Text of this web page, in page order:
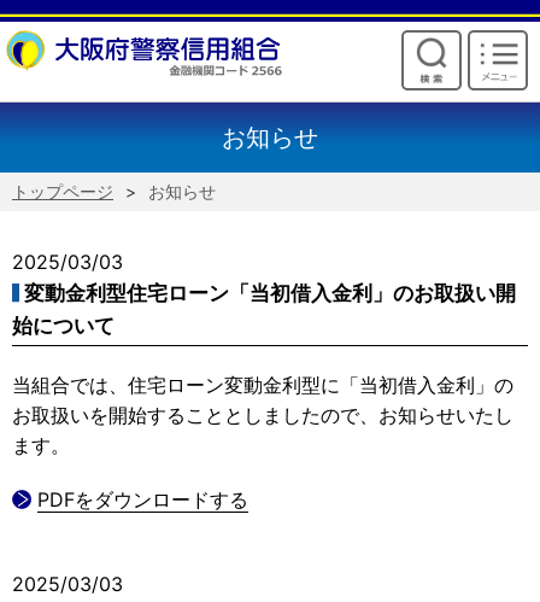
けいしんからのお願い
お知らせ
トップページ お知らせ
2025/03/03
変動金利型住宅ローン「当初借入金利」のお取扱い開
始について
当組合では、住宅ローン変動金利型に「当初借入金利」の
お取扱いを開始することとしましたので、お知らせいたし
ます。
PDFをダウンロードする
2025/03/03